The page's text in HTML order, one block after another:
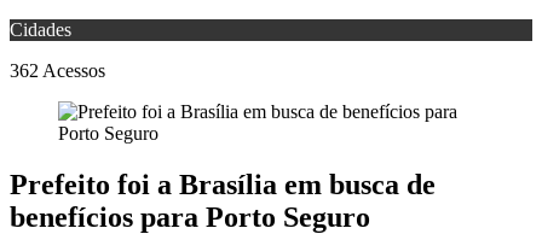
Cidades
362 Acessos
Prefeito foi a Brasília em busca de
benefícios para Porto Seguro